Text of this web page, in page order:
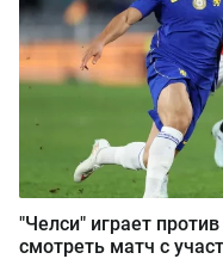
"Челси" играет
смотреть матч с